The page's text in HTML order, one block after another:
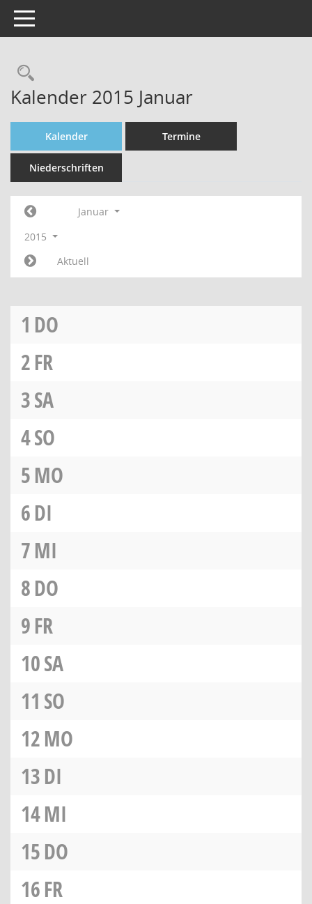
Toggle navigation
Rechercheauswahl
Kalender 2015 Januar
Kalender Termine
Niederschriften
Januar
2015
Aktuell
1 DO
2FR
3SA
4SO
5MO
6DI
7MI
8DO
9FR
10SA
11 SO
12MO
13DI
14MI
15DO
16FR